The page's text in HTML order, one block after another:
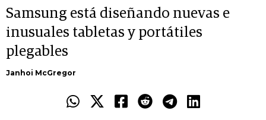
Samsung está diseñando nuevas e
inusuales tabletas y portátiles
plegables
Janhoi McGregor